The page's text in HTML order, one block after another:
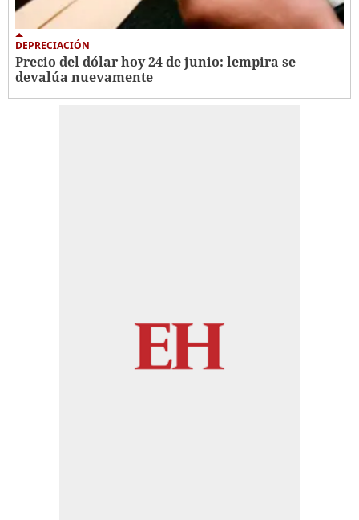
DEPRECIACIÓN
Precio del dólar hoy 24 de junio: lempira se
devalúa nuevamente